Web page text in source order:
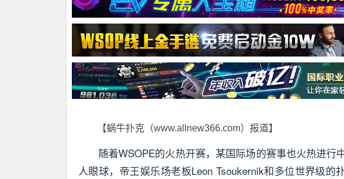
【蜗牛扑克（www.allnew366.com）报道】
随着WSOPE的火热开赛，某国际场的赛事也火热进行
人眼球，帝王娱乐场老板Leon Tsoukernik和多位世界级的